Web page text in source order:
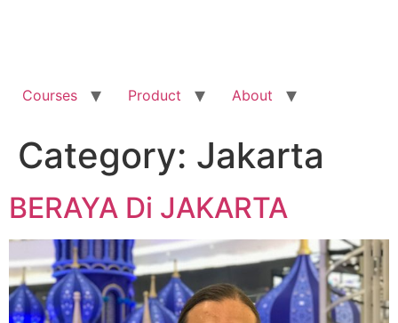
Courses Product About
Category: Jakarta
BERAYA Di JAKARTA